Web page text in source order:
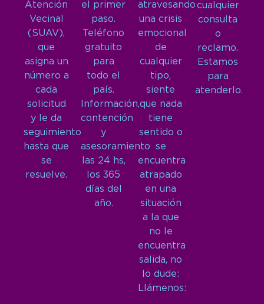
Atención
Vecinal
(SUAV),
que
asigna un
número a
cada
solicitud
y le da
seguimiento
hasta que
se
resuelve.
el primer
paso.
Teléfono
gratuito
para
todo el
país.
Información,
contención
y
asesoramiento
las 24 hs,
los 365
días del
año.
atravesando
una crisis
emocional
de
cualquier
tipo,
siente
que nada
tiene
sentido o
se
encuentra
atrapado
en una
situación
a la que
no le
encuentra
salida, no
lo dude:
Llámenos:
cualquier
consulta
o
reclamo.
Estamos
para
atenderlo.